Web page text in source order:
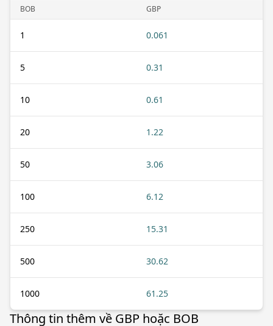
BOB GBP
1 0.061
5 0.31
10 0.61
20 1.22
50 3.06
100 6.12
250 15.31
500 30.62
1000 61.25
Thông tin thêm về GBP hoặc BOB